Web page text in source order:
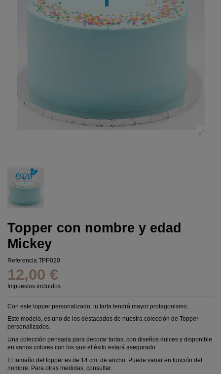
Topper con nombre y edad
Mickey
Referencia TPP020
12,00 €
Impuestos incluidos
Con este topper personalizado, tu tarta tendrá mayor protagonismo.
Este modelo, es uno de los destacados de nuestra colección de Topper
personalizados.
Una colección pensada para decorar tartas, con diseños dulces y disponible
en varios colores con los que el éxito estará asegurado.
El tamaño del topper es de 14 cm. de ancho. Puede variar en función del
nombre. Para otras medidas, consultar.